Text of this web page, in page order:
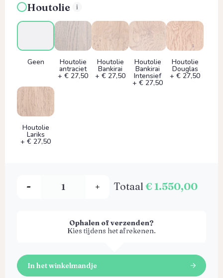
Houtolie
Geen Houtolie
antraciet
+ € 27,50
Houtolie
Bankirai
+ € 27,50
Houtolie
Bankirai
Intensief
+ € 27,50
Houtolie
Douglas
+ € 27,50
Houtolie
Lariks
+ € 27,50
Totaal € 1.550,00
Ophalen of verzenden?
Kies tijdens het afrekenen.
In het winkelmandje